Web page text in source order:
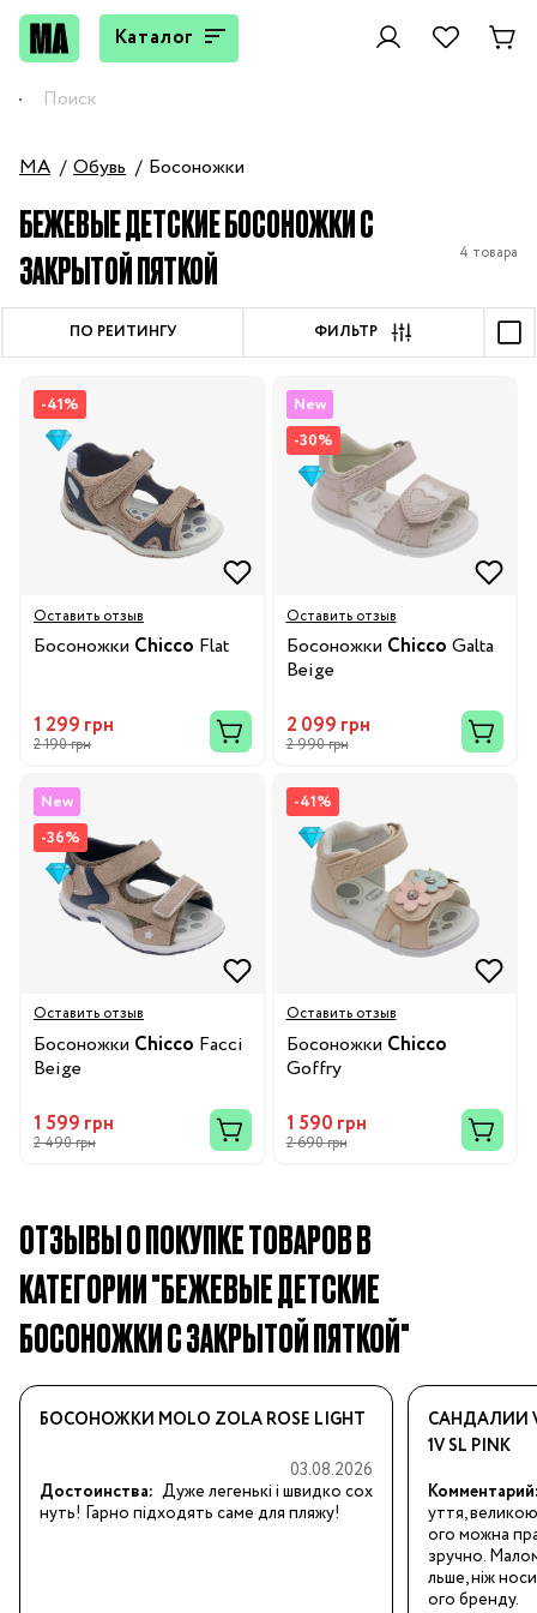
Каталог
MA Обувь Босоножки
БЕЖЕВЫЕ ДЕТСКИЕ БОСОНОЖКИ С
ЗАКРЫТОЙ ПЯТКОЙ
4 товара
ПО РЕЙТИНГУ ФИЛЬТР
-41%
Оставить отзыв
Босоножки Chicco Flat
1 299 грн
2 190 грн
New
-30%
Оставить отзыв
Босоножки Chicco Galta
Beige
2 099 грн
2 990 грн
New
-36%
Оставить отзыв
Босоножки Chicco Facci
Beige
1 599 грн
2 490 грн
-41%
Оставить отзыв
Босоножки Chicco
Goffry
1 590 грн
2 690 грн
ОТЗЫВЫ О ПОКУПКЕ ТОВАРОВ В
КАТЕГОРИИ "БЕЖЕВЫЕ ДЕТСКИЕ
БОСОНОЖКИ С ЗАКРЫТОЙ ПЯТКОЙ"
БОСОНОЖКИ MOLO ZOLA ROSE LIGHT
03.08.2026
Достоинства: Дуже легенькі і швидко сох
нуть! Гарно підходять саме для пляжу!
САНДАЛИИ
1V SL PINK
уття,
ого можна
зручно.
льше, ніж
ого бренду.